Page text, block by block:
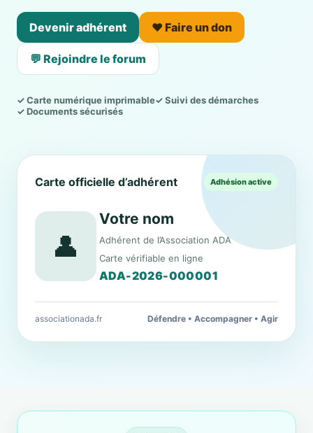
Devenir adhérent ❤️ Faire un don
💬 Rejoindre le forum
✓ Carte numérique imprimable✓ Suivi des démarches
✓ Documents sécurisés
Carte officielle d’adhérent Adhésion active
👤
Votre nom
Adhérent de l’Association ADA
Carte vérifiable en ligne
ADA-2026-000001
associationada.fr Défendre • Accompagner • Agir